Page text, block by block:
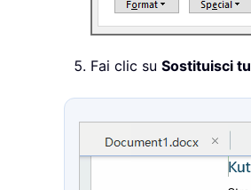
Fai clic su Sostituisci